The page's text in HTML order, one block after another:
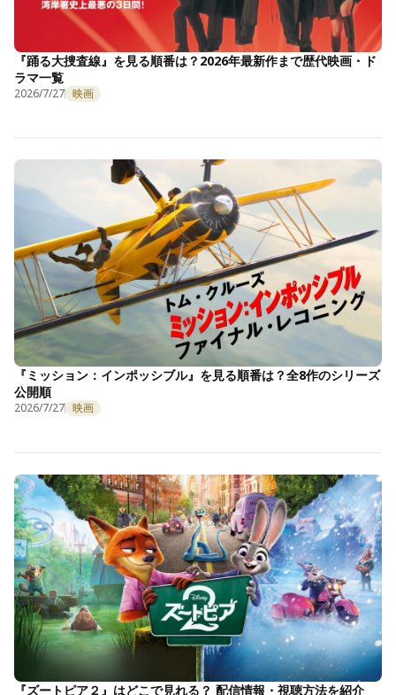
『踊る大捜査線』を見る順番は？2026年最新作まで歴代映画・ド
ラマ一覧
2026/7/27 映画
『ミッション：インポッシブル』を見る順番は？全8作のシリーズ
公開順
2026/7/27 映画
『ズートピア２』はどこで見れる？ 配信情報・視聴方法を紹介